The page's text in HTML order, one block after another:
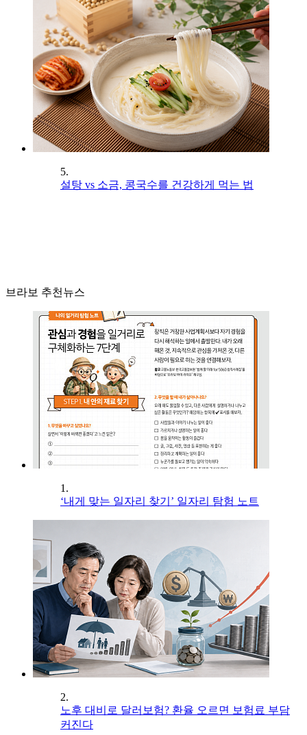
5.
설탕 vs 소금, 콩국수를 건강하게 먹는 법
브라보 추천뉴스
1.
‘내게 맞는 일자리 찾기’ 일자리 탐험 노트
2.
노후 대비로 달러보험? 환율 오르면 보험료 부담
커진다